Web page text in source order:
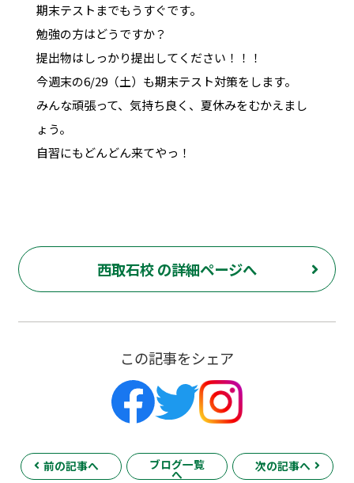
期末テストまでもうすぐです。
勉強の方はどうですか？
提出物はしっかり提出してください！！！
今週末の6/29（土）も期末テスト対策をします。
みんな頑張って、気持ち良く、夏休みをむかえまし
ょう。
自習にもどんどん来てやっ！
西取石校 の詳細ページへ
この記事をシェア
前の記事へ ブログ一覧
へ
次の記事へ